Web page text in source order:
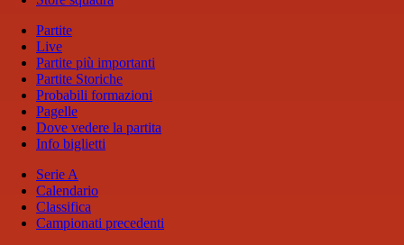
Partite
Live
Partite più importanti
Partite Storiche
Probabili formazioni
Pagelle
Dove vedere la partita
Info biglietti
Serie A
Calendario
Classifica
Campionati precedenti